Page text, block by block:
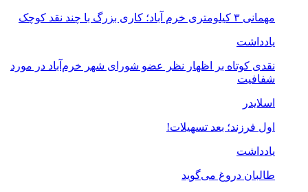
مهمانی ۳ کیلومتری خرم آباد؛ کاری بزرگ با چند نقد کوچک
یادداشت
نقدی کوتاه بر اظهار نظر عضو شورای شهر خرم‌آباد در مورد
شفافیت
اسلایدر
اول فرزند؛ بعد تسهیلات!
یادداشت
طالبان دروغ می‌گوید